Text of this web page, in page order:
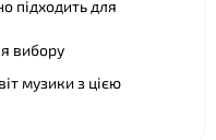
підходить для
вибору
музики з цією